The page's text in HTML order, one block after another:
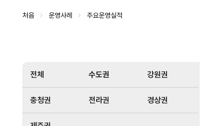
처음 운영사례 주요운영실적
전체 수도권 강원권
충청권 전라권 경상권